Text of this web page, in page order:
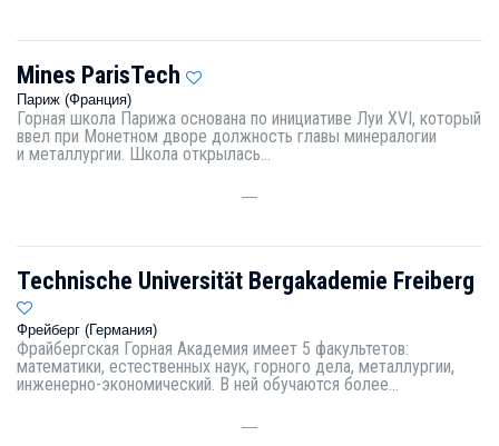
Mines ParisTech
Париж (Франция)
Горная школа Парижа основана по инициативе Луи XVI, который
ввел при Монетном дворе должность главы минералогии
и металлургии. Школа открылась...
—
Technische Universität Bergakademie Freiberg
Фрейберг (Германия)
Фрайбергская Горная Академия имеет 5 факультетов:
математики, естественных наук, горного дела, металлургии,
инженерно-экономический. В ней обучаются более...
—